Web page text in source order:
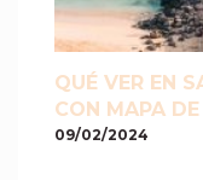
QUÉ VER EN
CON MAPA
09/02/2024